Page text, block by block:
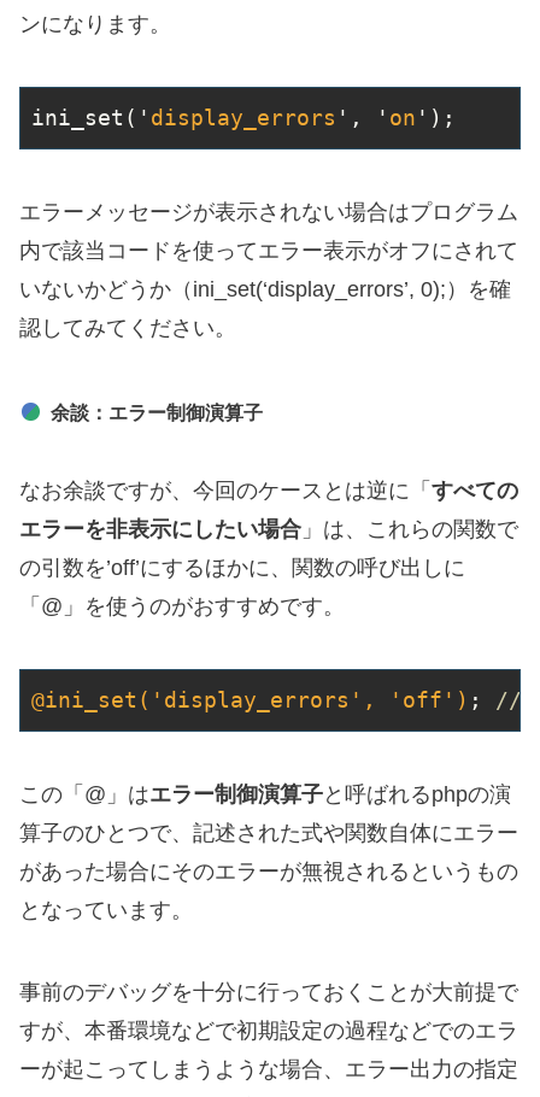
ンになります。
ini _set(' display_errors ', ' on ') ;
エラーメッセージが表示されない場合はプログラム
内で該当コードを使ってエラー表示がオフにされて
いないかどうか（ini_set(‘display_errors’, 0);）を確
認してみてください。
余談：エラー制御演算子
なお余談ですが、今回のケースとは逆に「 すべての
エラーを非表示にしたい場合 」は、これらの関数で
の引数を’off’にするほかに、関数の呼び出しに
「@」を使うのがおすすめです。
@ini_set( 'display_errors' , 'off' ) ; //エ
この「@」はエラー制御演算子と呼ばれるphpの演
算子のひとつで、記述された式や関数自体にエラー
があった場合にそのエラーが無視されるというもの
となっています。
事前のデバッグを十分に行っておくことが大前提で
すが、本番環境などで初期設定の過程などでのエラ
ーが起こってしまうような場合、エラー出力の指定